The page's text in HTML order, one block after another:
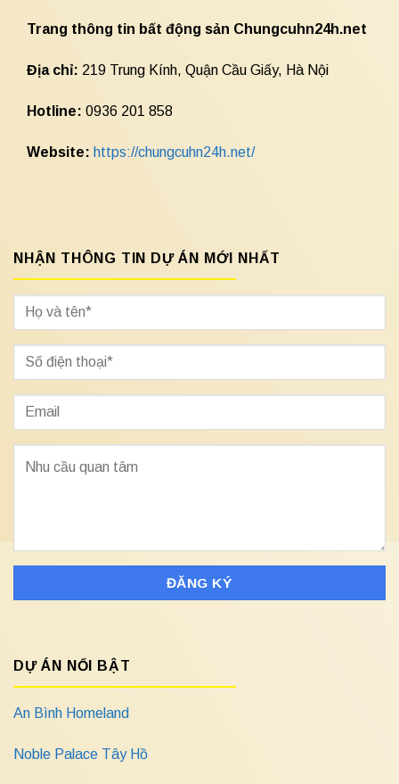
Trang thông tin bất động sản Chungcuhn24h.net
Địa chỉ: 219 Trung Kính, Quận Cầu Giấy, Hà Nội
Hotline: 0936 201 858
Website: https://chungcuhn24h.net/
NHẬN THÔNG TIN DỰ ÁN MỚI NHẤT
DỰ ÁN NỔI BẬT
An Bình Homeland
Noble Palace Tây Hồ